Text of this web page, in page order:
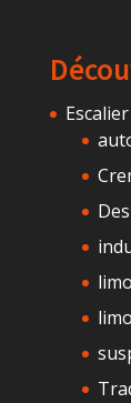
Escalier